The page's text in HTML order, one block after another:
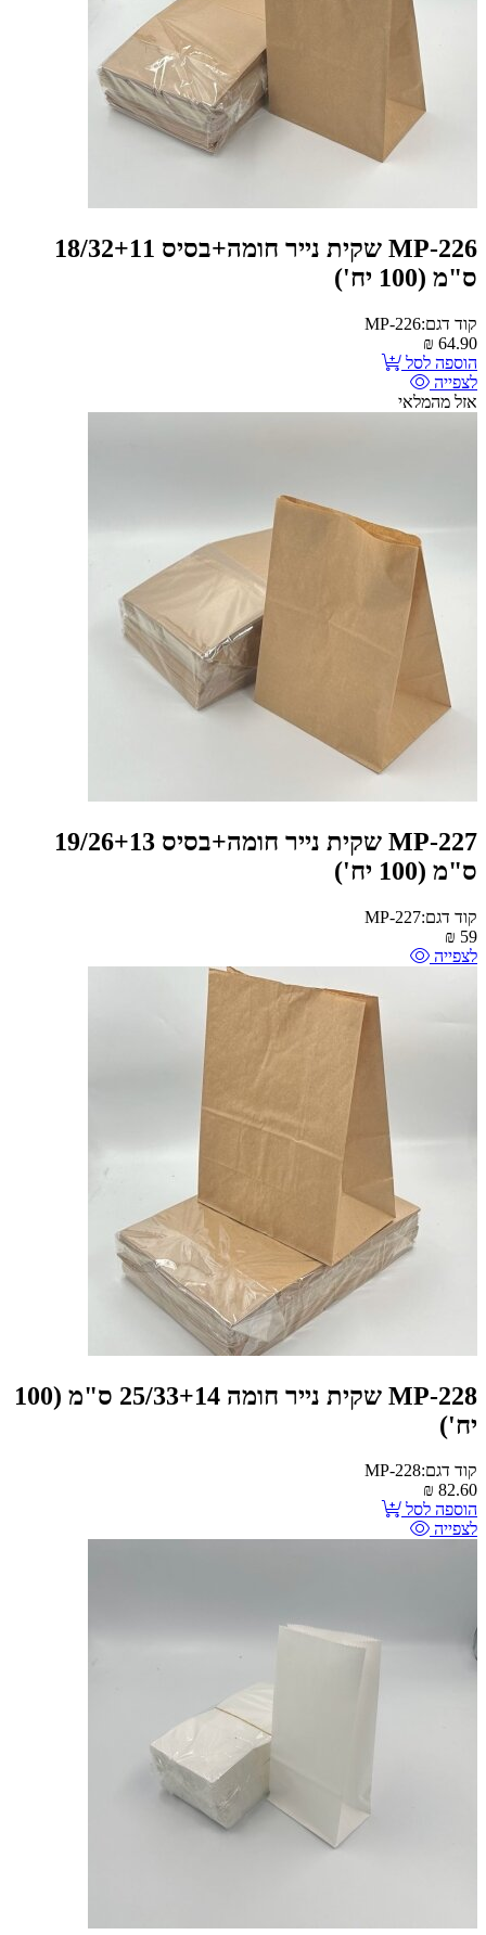
MP-226 שקית נייר חומה+בסיס 18/32+11
ס"מ (100 יח')
קוד דגם:MP-226
64.90
₪
הוספה לסל
לצפייה
אזל מהמלאי
MP-227 שקית נייר חומה+בסיס 19/26+13
ס"מ (100 יח')
קוד דגם:MP-227
59
₪
לצפייה
MP-228 שקית נייר חומה 25/33+14 ס"מ (100
יח')
קוד דגם:MP-228
82.60
₪
הוספה לסל
לצפייה